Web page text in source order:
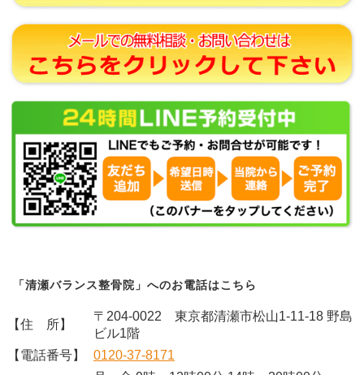
「清瀬バランス整骨院」へのお電話はこちら
【住 所】
〒204-0022 東京都清瀬市松山1-11-18 野島
ビル1階
【電話番号】
0120-37-8171